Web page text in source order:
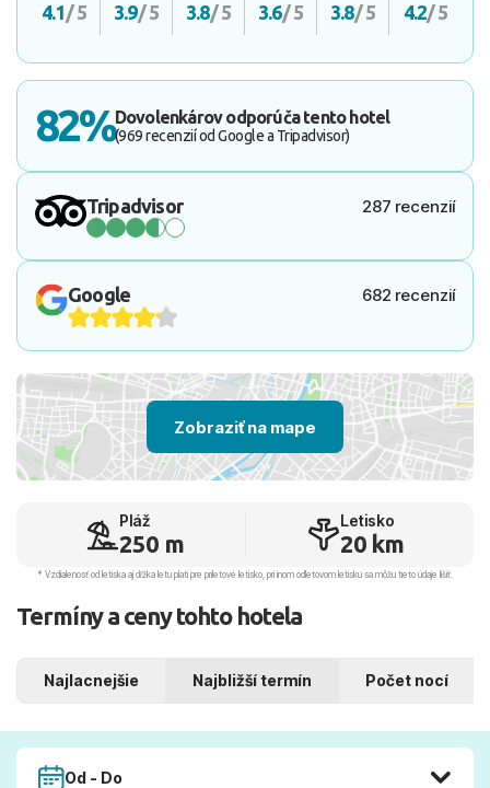
4.1/ 5 3.9/ 5 3.8/ 5 3.6/ 5 3.8/ 5 4.2/ 5
82%Dovolenkárov odporúča tento hotel
(969 recenzií od Google a Tripadvisor)
Tripadvisor 287 recenzií
Google 682 recenzií
Zobraziť na mape
Pláž
250 m
Letisko
20 km
* Vzdialenosť od letiska aj dľžka letu platí pre príletové letisko, pri inom odletovom letisku sa môžu tieto údaje líšiť.
Termíny a ceny tohto hotela
Najlacnejšie Najbližší termín Počet nocí
Od - Do